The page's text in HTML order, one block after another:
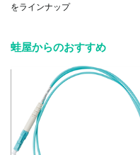
をラインナップ
蛙屋からのおすすめ